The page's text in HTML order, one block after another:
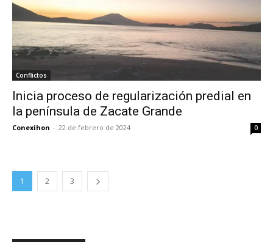
Conflictos
Inicia proceso de regularización predial en
la península de Zacate Grande
Conexihon - 22 de febrero de 2024 0
1 2 3